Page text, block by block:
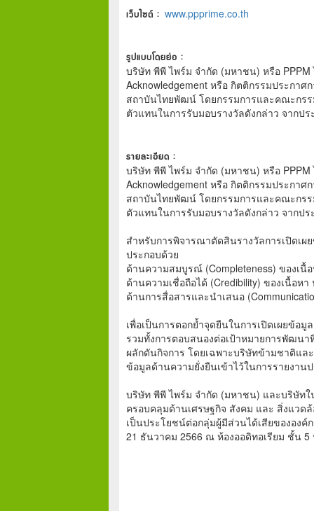
เว็บไซต์ : www.ppprime.co.th
รูปแบบโดยย่อ :
บริษัท พีพี ไพร์ม จำกัด (มหาชน) หรือ PPPM
Acknowledgement หรือ กิตติกรรมประกาศ
สถาบันไทยพัฒน์ โดยกรรมการและคณะกร
ตัวแทนในการรับมอบรางวัลดังกล่าว จาก
รายละเอียด :
บริษัท พีพี ไพร์ม จำกัด (มหาชน) หรือ PPPM
Acknowledgement หรือ กิตติกรรมประกาศ
สถาบันไทยพัฒน์ โดยกรรมการและคณะกร
ตัวแทนในการรับมอบรางวัลดังกล่าว จาก
สำหรับการพิจารณาตัดสินรางวัลการเปิดเผ
ประกอบด้วย
ด้านความสมบูรณ์ (Completeness) ของเนื้
ด้านความเชื่อถือได้ (Credibility) ของเนื้อห
ด้านการสื่อสารและนำเสนอ
เพื่อเป็นการตอกย้ำจุดยืนในการเปิดเผยข้อ
รวมทั้งการตอบสนองต่อเป้าหมายการพัฒนา
ผลักดันกิจการ โดยเฉพาะบริษัทข้ามชาติแ
ข้อมูลด้านความยั่งยืนเข้าไว้ในการรายงาน
บริษัท พีพี ไพร์ม จำกัด (มหาชน) และบริษัทใ
ครอบคลุมด้านเศรษฐกิจ สังคม และ สิ่งแวด
เป็นประโยชน์ต่อกลุ่มผู้มีส่วนได้เสียขององ
21 ธันวาคม 2566 ณ ห้องออดิทอเรียม ชั้น